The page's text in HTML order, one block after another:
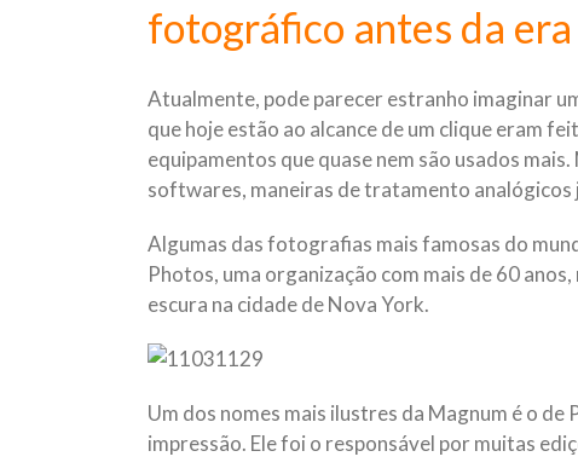
fotográfico antes da
Atualmente, pode parecer estranho imaginar
que hoje estão ao alcance de um clique eram
equipamentos que quase nem são usados
softwares, maneiras de tratamento analógicos
Algumas das fotografias mais famosas do
Photos, uma organização com mais de 60
escura na cidade de Nova York.
Um dos nomes mais ilustres da Magnum é o
impressão. Ele foi o responsável por muitas